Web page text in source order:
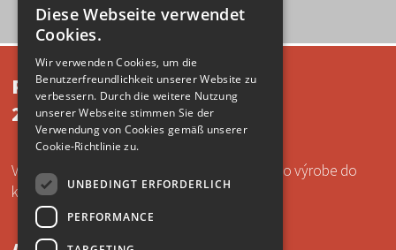
Prevádzka do konca roka
2024
Vážení zákazníci, radi by sme Vás informovali o výrobe do
konca roka 2024.
SLOVAK
ENGLISH
HUNGARIAN
Diese Webseite verwendet
Cookies.
Wir verwenden Cookies, um die
Benutzerfreundlichkeit unserer Website zu
verbessern. Durch die weitere Nutzung
unserer Webseite stimmen Sie der
Verwendung von Cookies gemäß unserer
Cookie-Richtlinie zu.
UNBEDINGT ERFORDERLICH
PERFORMANCE